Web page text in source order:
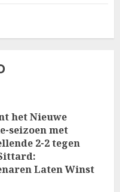
het Nieuwe
seizoen met
2-2 tegen
Laten Winst